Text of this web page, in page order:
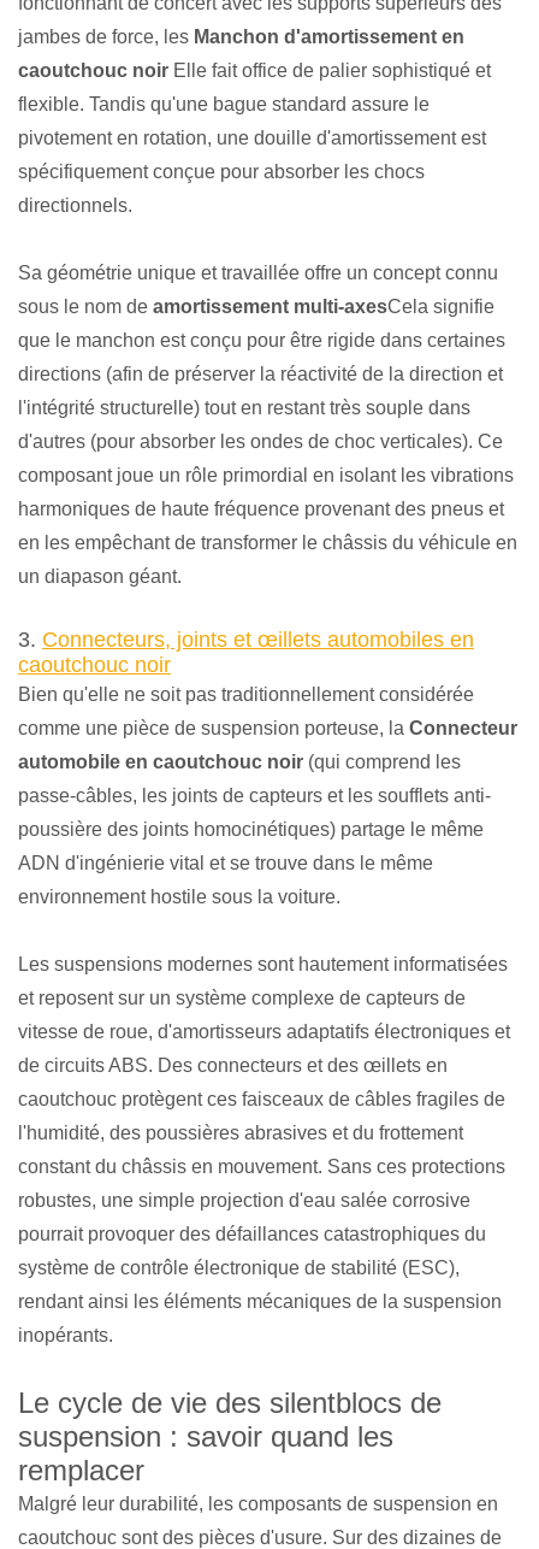
jambes de force, les Manchon d'amortissement en
caoutchouc noir Elle fait office de palier sophistiqué et
flexible. Tandis qu'une bague standard assure le
pivotement en rotation, une douille d'amortissement est
spécifiquement conçue pour absorber les chocs
directionnels.
Sa géométrie unique et travaillée offre un concept connu
sous le nom de amortissement multi-axesCela signifie
que le manchon est conçu pour être rigide dans certaines
directions (afin de préserver la réactivité de la direction et
l'intégrité structurelle) tout en restant très souple dans
d'autres (pour absorber les ondes de choc verticales). Ce
composant joue un rôle primordial en isolant les vibrations
harmoniques de haute fréquence provenant des pneus et
en les empêchant de transformer le châssis du véhicule en
un diapason géant.
3. Connecteurs, joints et œillets automobiles en
caoutchouc noir
Bien qu'elle ne soit pas traditionnellement considérée
comme une pièce de suspension porteuse, la Connecteur
automobile en caoutchouc noir (qui comprend les
passe-câbles, les joints de capteurs et les soufflets anti-
poussière des joints homocinétiques) partage le même
ADN d'ingénierie vital et se trouve dans le même
environnement hostile sous la voiture.
Les suspensions modernes sont hautement informatisées
et reposent sur un système complexe de capteurs de
vitesse de roue, d'amortisseurs adaptatifs électroniques et
de circuits ABS. Des connecteurs et des œillets en
caoutchouc protègent ces faisceaux de câbles fragiles de
l'humidité, des poussières abrasives et du frottement
constant du châssis en mouvement. Sans ces protections
robustes, une simple projection d'eau salée corrosive
pourrait provoquer des défaillances catastrophiques du
système de contrôle électronique de stabilité (ESC),
rendant ainsi les éléments mécaniques de la suspension
inopérants.
Le cycle de vie des silentblocs de
suspension : savoir quand les
remplacer
Malgré leur durabilité, les composants de suspension en
caoutchouc sont des pièces d'usure. Sur des dizaines de